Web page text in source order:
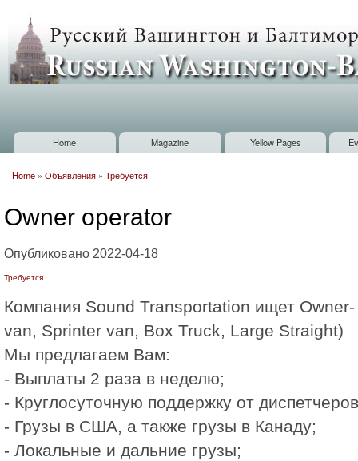
Russian
Washington
Baltimore
Main menu
Home Magazine Yellow Pages
Home » Объявления » Требуется
Owner operator
Опубликовано 2022-04-18
Требуется
Компания Sound Transportation ищет
van, Sprinter van, Box Truck, Large Straight)
Мы предлагаем Вам:
- Выплаты 2 раза в неделю;
- Круглосуточную поддержку от
- Грузы в США, а также грузы в Канаду;
- Локальные и дальние грузы;